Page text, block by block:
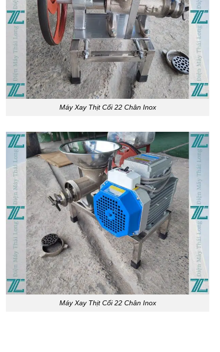
Máy Xay Thịt Cối 22 Chân Inox
Máy Xay Thịt Cối 22 Chân Inox